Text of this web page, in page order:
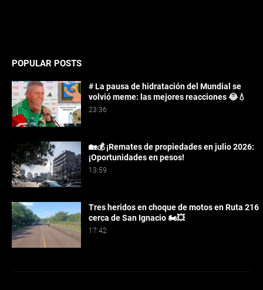
POPULAR POSTS
# La pausa de hidratación del Mundial se
volvió meme: las mejores reacciones 😂💧
23:36
🏡💰 ¡Remates de propiedades en julio 2026:
¡Oportunidades en pesos!
13:59
Tres heridos en choque de motos en Ruta 216
cerca de San Ignacio 🏍️💥
17:42